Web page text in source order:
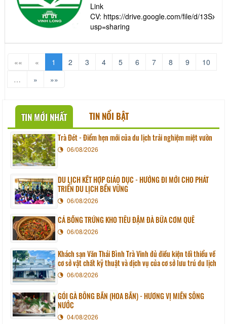
Link
CV: https://drive.google.com/file/d/
usp=sharing
«« « 1 2 3 4 5 6 7 8 9
10
…
» »»
TIN MỚI NHẤT TIN NỔI BẬT
Trà Đét - Điểm hẹn mới của du lịch trải nghiệm miệt vườn
06/08/2026
DU LỊCH KẾT HỢP GIÁO DỤC - HƯỚNG ĐI MỚI CHO PHÁT
TRIỂN DU LỊCH BỀN VỮNG
06/08/2026
CÁ BỐNG TRỨNG KHO TIÊU ĐẬM ĐÀ BỮA CƠM QUÊ
06/08/2026
Khách sạn Văn Thái Bình Trà Vinh đủ điều kiện tối thiểu về
cơ sở vật chất kỹ thuật và dịch vụ của cơ sở lưu trú du lịch
06/08/2026
GỎI GÀ BÔNG BẦN (HOA BẦN) - HƯƠNG VỊ MIỀN SÔNG
NƯỚC
04/08/2026